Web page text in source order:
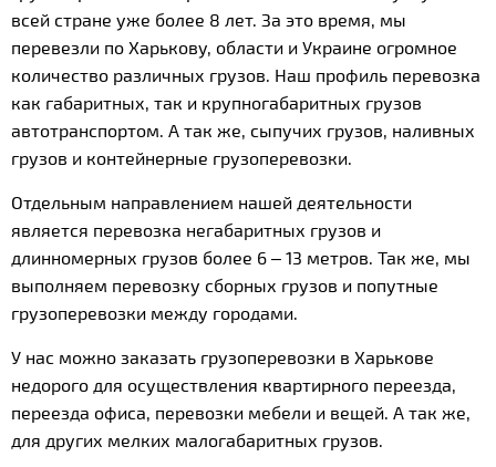
всей стране уже более 8 лет. За это время, мы
перевезли по Харькову, области и Украине огромное
количество различных грузов. Наш профиль перевозка
как габаритных, так и крупногабаритных грузов
автотранспортом. А так же, сыпучих грузов, наливных
грузов и контейнерные грузоперевозки.
Отдельным направлением нашей деятельности
является перевозка негабаритных грузов и
длинномерных грузов более 6 – 13 метров. Так же, мы
выполняем перевозку сборных грузов и попутные
грузоперевозки между городами.
У нас можно заказать грузоперевозки в Харькове
недорого для осуществления квартирного переезда,
переезда офиса, перевозки мебели и вещей. А так же,
для других мелких малогабаритных грузов.